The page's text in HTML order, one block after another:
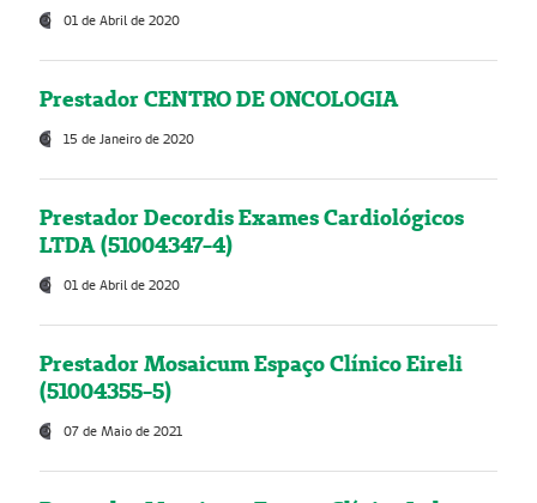
01 de Abril de 2020
Prestador CENTRO DE ONCOLOGIA
15 de Janeiro de 2020
Prestador Decordis Exames Cardiológicos
LTDA (51004347-4)
01 de Abril de 2020
Prestador Mosaicum Espaço Clínico Eireli
(51004355-5)
07 de Maio de 2021